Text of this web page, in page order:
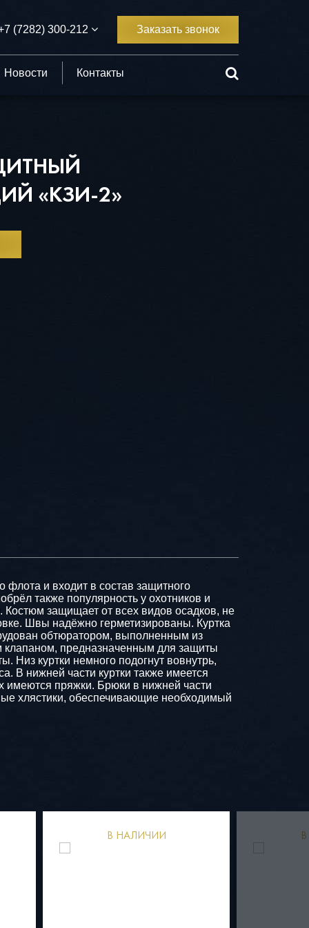
(7282) 300-212 Заказать звонок
Новости Контакты
«КЗИ-2»
и входит в состав защитного
также популярность у охотников и
Костюм защищает от всех видов осадков, не
Швы надёжно герметизированы. Куртка
обтюратором, выполненным из
клапаном, предназначенным для защиты
Низ куртки немного подогнут вовнутрь,
В нижней части куртки также имеется
имеются пряжки. Брюки в нижней части
хлястики, обеспечивающие необходимый
В НАЛИЧИИ